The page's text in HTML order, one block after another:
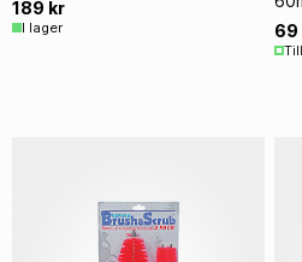
189 kr
I lager
69